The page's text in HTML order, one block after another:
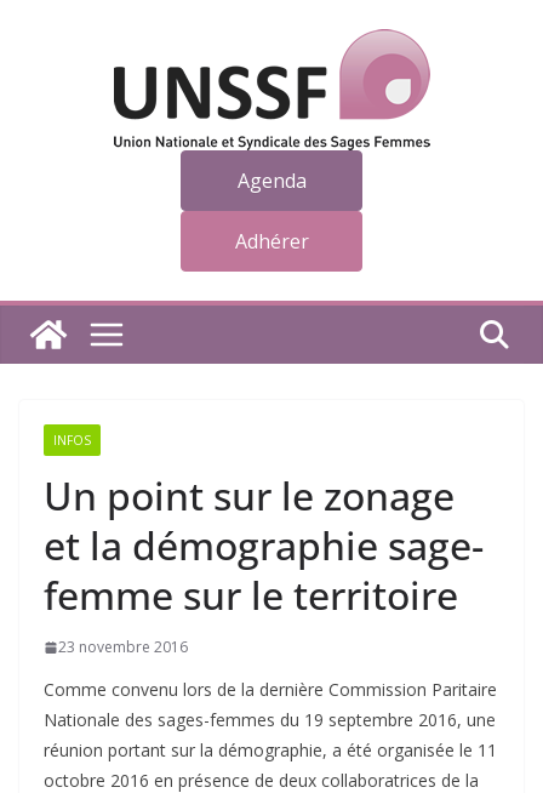
Agenda
Adhérer
INFOS
Un point sur le zonage
et la démographie sage-
femme sur le territoire
23 novembre 2016
Comme convenu lors de la dernière Commission Paritaire
Nationale des sages-femmes du 19 septembre 2016, une
réunion portant sur la démographie, a été organisée le 11
octobre 2016 en présence de deux collaboratrices de la